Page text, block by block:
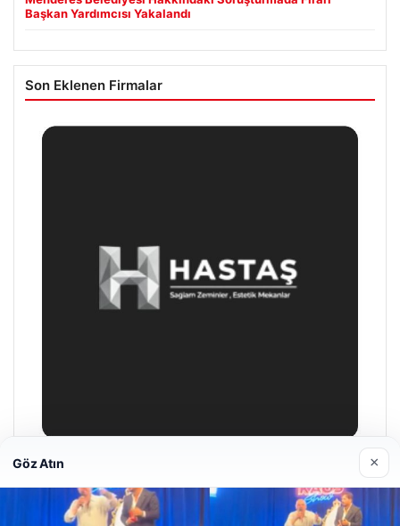
Başkan Yardımcısı Yakalandı
Son Eklenen Firmalar
Nisan 28, 2026
Göz Atın ×